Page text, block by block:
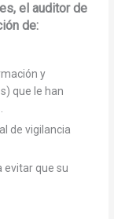
el auditor de
de:
y
que le han
de vigilancia
evitar que su